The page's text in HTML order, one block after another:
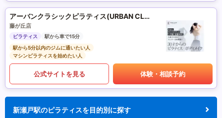
アーバンクラシックピラティス(URBAN CLASSIC PILATES)
藤が丘店
ピラティス
駅から車で15分
駅から5分以内のジムに通いたい人
マシンピラティスを始めたい人
公式サイトを見る 体験・相談予約
新瀬戸駅のピラティスを目的別に探す